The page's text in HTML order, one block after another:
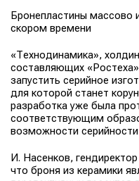
Бронепластины массово
скором времени
«Технодинамика»,
составляющих
запустить серийное
для которой станет
разработка уже была
соответствующим
возможности
И. Насенков,
что броня из керамики